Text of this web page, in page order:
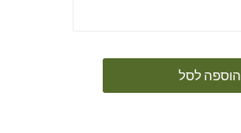
הוספה לסל